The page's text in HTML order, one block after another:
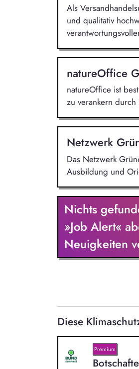
Als
und qualitativ
natureOffice
natureOffice ist
zu verankern
Netzwerk
Das Netzwerk
Ausbildung und
Nichts
»Job Alert«
Neuigkeiten
Diese
Premium